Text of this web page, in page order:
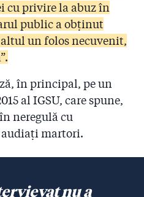
cu privire la abuz în
public a obținut
un folos necuvenit,
în principal, pe un
al IGSU, care spune,
neregulă cu
martori.
nu a